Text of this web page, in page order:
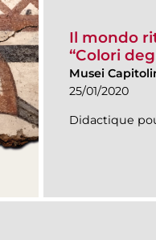
Il mondo
“Colori
Musei
25/01/2020
Didactique